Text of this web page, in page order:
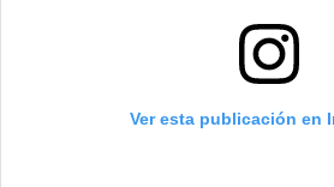
Ver esta publicación en